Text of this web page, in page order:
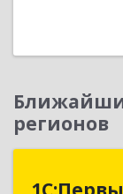
регионов